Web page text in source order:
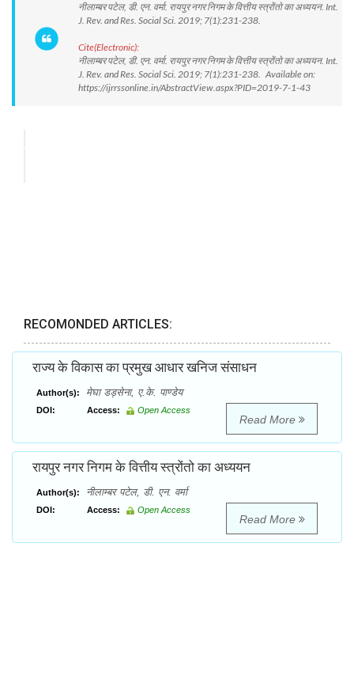
नीलाम्बर पटेल, डी. एन. वर्मा. रायपुर नगर निगम के वित्तीय स्त्रोंतो का अध्ययन. Int.
J. Rev. and Res. Social Sci. 2019; 7(1):231-238.
Cite(Electronic):
नीलाम्बर पटेल, डी. एन. वर्मा. रायपुर नगर निगम के वित्तीय स्त्रोंतो का अध्ययन. Int.
J. Rev. and Res. Social Sci. 2019; 7(1):231-238. Available on:
https://ijrrssonline.in/AbstractView.aspx?PID=2019-7-1-43
RECOMONDED ARTICLES:
राज्य के विकास का प्रमुख आधार खनिज संसाधन
Author(s): मेघा डड़सेना, ए.के. पाण्डेय
DOI: Access: Open Access
Read More
रायपुर नगर निगम के वित्तीय स्त्रोंतो का अध्ययन
Author(s): नीलाम्बर पटेल, डी. एन. वर्मा
DOI: Access: Open Access
Read More